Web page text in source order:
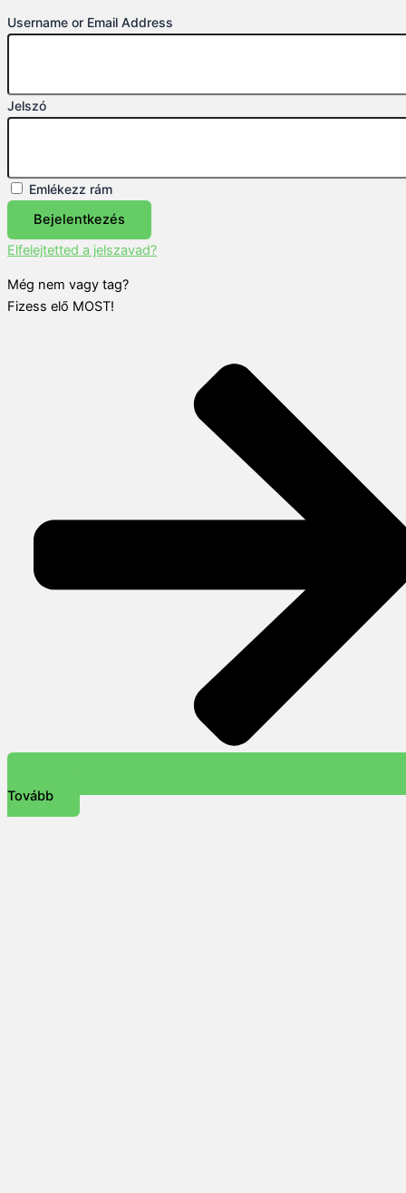
Username or Email Address
Jelszó
Emlékezz rám
Bejelentkezés
Elfelejtetted a jelszavad?
Még nem vagy tag?
Fizess elő MOST!
Tovább